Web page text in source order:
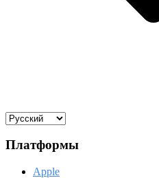
Платформы
Apple